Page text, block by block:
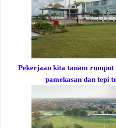
Pekerjaan kita tanam rumput
pamekasan dan tepi